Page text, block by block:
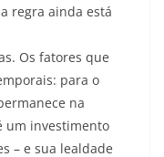
regra ainda está
Os fatores que
para o
na
um investimento
– e sua lealdade